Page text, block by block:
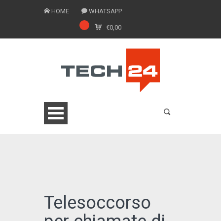
HOME WHATSAPP
€0,00
Telesoccorso